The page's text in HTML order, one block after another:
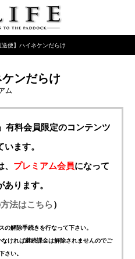
送便】ハイネケンだらけ
ケンだらけ
ム
有料会員限定のコンテンツ
います。
プレミアム会員になって
ります。
法はこちら）
解除手続きを行なって下さい。
ければ継続課金は解除されませんのでご
さい。